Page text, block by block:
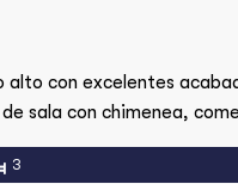
alto con excelentes
sala con chimenea,
de visitas. La alcoba
segunda alcoba con baño
3